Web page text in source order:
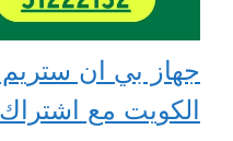
الكويت مع اشتراك